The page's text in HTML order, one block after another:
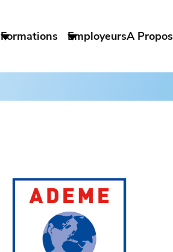
Formations EmployeursA Propos